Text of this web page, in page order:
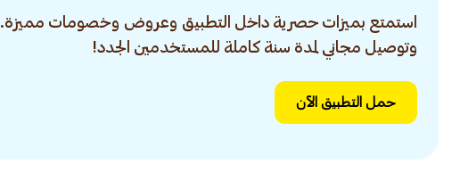
استمتع بميزات حصرية داخل التطبيق وعروض وخصومات مميزة.
وتوصيل مجاني لمدة سنة كاملة للمستخدمين الجدد!
حمل التطبيق الآن